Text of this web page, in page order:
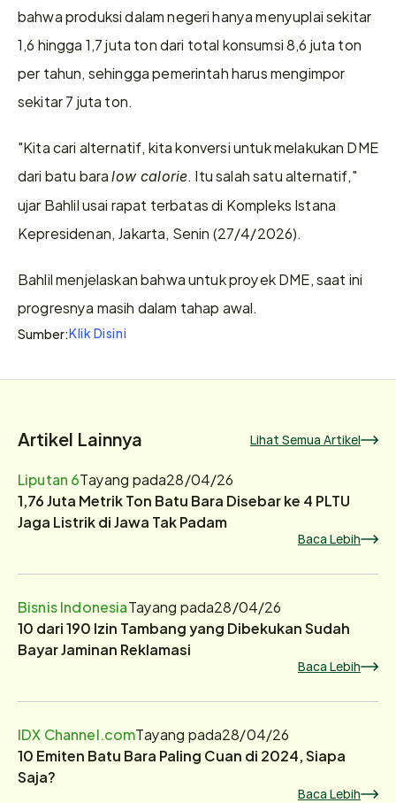
bahwa produksi dalam negeri hanya menyuplai sekitar
1,6 hingga 1,7 juta ton dari total konsumsi 8,6 juta ton
per tahun, sehingga pemerintah harus mengimpor
sekitar 7 juta ton.
"Kita cari alternatif, kita konversi untuk melakukan DME
dari batu bara low calorie. Itu salah satu alternatif,"
ujar Bahlil usai rapat terbatas di Kompleks Istana
Kepresidenan, Jakarta, Senin (27/4/2026).
Bahlil menjelaskan bahwa untuk proyek DME, saat ini
progresnya masih dalam tahap awal.
Sumber:Klik Disini
Artikel Lainnya Lihat Semua Artikel
Liputan 6Tayang pada28/04/26
1,76 Juta Metrik Ton Batu Bara Disebar ke 4 PLTU
Jaga Listrik di Jawa Tak Padam
Baca Lebih
Bisnis IndonesiaTayang pada28/04/26
10 dari 190 Izin Tambang yang Dibekukan Sudah
Bayar Jaminan Reklamasi
Baca Lebih
IDX Channel.comTayang pada28/04/26
10 Emiten Batu Bara Paling Cuan di 2024, Siapa
Saja?
Baca Lebih